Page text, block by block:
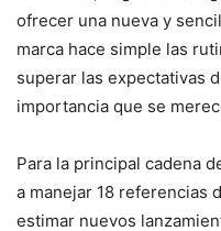
ofrecer una nueva y
marca hace simple las
superar las expectativas
importancia que se
Para la principal cadena
a manejar 18 referencias
estimar nuevos